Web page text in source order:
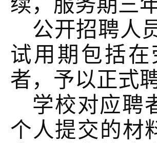
公开招聘人
试用期包括
者，予以正式
学校对应聘
个人提交的材